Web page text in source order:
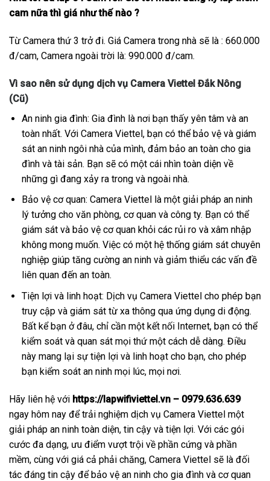
cam nữa thì giá như thế nào ?
Từ Camera thứ 3 trở đi. Giá Camera trong nhà sẽ là : 660.000
đ/cam, Camera ngoài trời là: 990.000 đ/cam.
Vì sao nên sử dụng dịch vụ Camera Viettel Đắk Nông
(Cũ)
An ninh gia đình: Gia đình là nơi bạn thấy yên tâm và an
toàn nhất. Với Camera Viettel, bạn có thể bảo vệ và giám
sát an ninh ngôi nhà của mình, đảm bảo an toàn cho gia
đình và tài sản. Bạn sẽ có một cái nhìn toàn diện về
những gì đang xảy ra trong và ngoài nhà.
Bảo vệ cơ quan: Camera Viettel là một giải pháp an ninh
lý tưởng cho văn phòng, cơ quan và công ty. Bạn có thể
giám sát và bảo vệ cơ quan khỏi các rủi ro và xâm nhập
không mong muốn. Việc có một hệ thống giám sát chuyên
nghiệp giúp tăng cường an ninh và giảm thiểu các vấn đề
liên quan đến an toàn.
Tiện lợi và linh hoạt: Dịch vụ Camera Viettel cho phép bạn
truy cập và giám sát từ xa thông qua ứng dụng di động.
Bất kể bạn ở đâu, chỉ cần một kết nối Internet, bạn có thể
kiểm soát và quan sát mọi thứ một cách dễ dàng. Điều
này mang lại sự tiện lợi và linh hoạt cho bạn, cho phép
bạn kiểm soát an ninh mọi lúc, mọi nơi.
Hãy liên hệ với https://lapwifiviettel.vn – 0979.636.639
ngay hôm nay để trải nghiệm dịch vụ Camera Viettel một
giải pháp an ninh toàn diện, tin cậy và tiện lợi. Với các gói
cước đa dạng, ưu điểm vượt trội về phần cứng và phần
mềm, cùng với giá cả phải chăng, Camera Viettel sẽ là đối
tác đáng tin cậy để bảo vệ an ninh cho gia đình và cơ quan